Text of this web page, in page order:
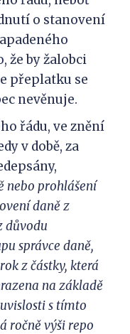
o stanovení
že by žalobci
přeplatku se
nevěnuje.
řádu, ve znění
v době, za
nebo prohlášení
daně z
důvodu
správce daně,
z částky, která
na základě
s tímto
ročně výši repo